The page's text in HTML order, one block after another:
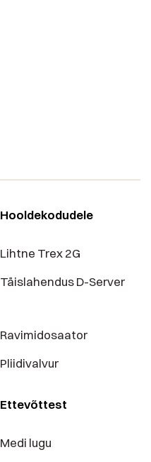
Hooldekodudele
Lihtne Trex 2G
Täislahendus D-Server
Ravimidosaator
Pliidivalvur
Ettevõttest
Medi lugu